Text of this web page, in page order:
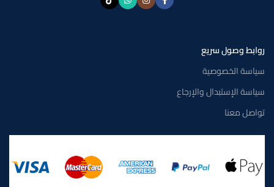
روابط وصول سريع
سياسة الخصوصية
سياسة الإستبدال والإرجاع
تواصل معنا